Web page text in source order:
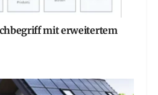
mit erweitertem